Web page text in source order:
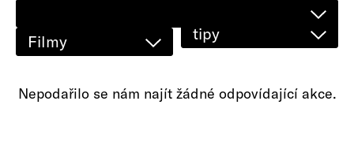
Filmy tipy
Nepodařilo se nám najít žádné odpovídající akce.